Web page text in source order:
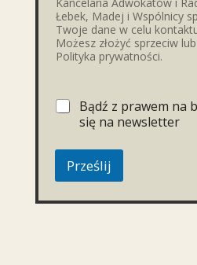
Łebek, Madej i Wspólnicy
Twoje dane w celu
Możesz złożyć sprzeciw
Polityka prywatności.
Bądź z prawem na
się na newsletter
Prześlij